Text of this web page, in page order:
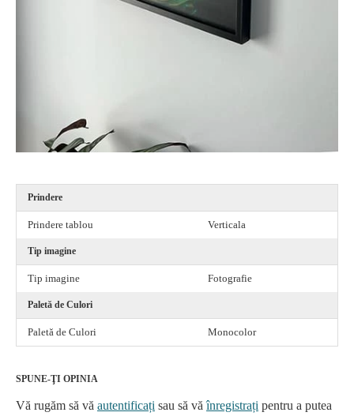
Prindere
Prindere tablou Verticala
Tip imagine
Tip imagine Fotografie
Paletă de Culori
Paletă de Culori Monocolor
SPUNE-ŢI OPINIA
Vă rugăm să vă autentificați sau să văînregistrați pentru a putea